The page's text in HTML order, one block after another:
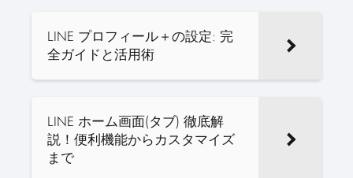
LINE プロフィール＋の設定: 完
全ガイドと活用術
LINE ホーム画面(タブ) 徹底解
説！便利機能からカスタマイズ
まで